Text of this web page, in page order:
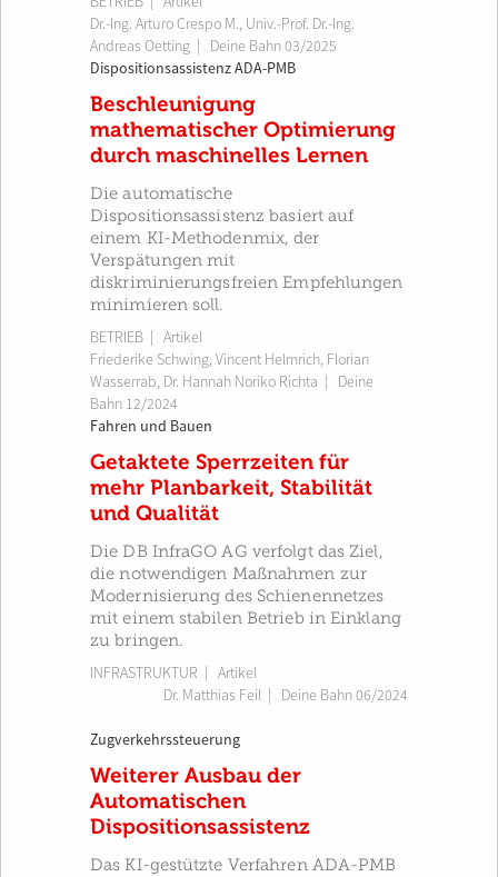
Dr.-Ing. Arturo Crespo M., Univ.-Prof. Dr.-Ing.
Andreas Oetting
Deine Bahn 03/2025
Dispositionsassistenz ADA-PMB
Beschleunigung
mathematischer Optimierung
durch maschinelles Lernen
Die automatische
Dispositionsassistenz basiert auf
einem KI-Methodenmix, der
Verspätungen mit
diskriminierungsfreien Empfehlungen
minimieren soll.
BETRIEB | Artikel
Friederike Schwing,Vincent Helmrich, Florian
Wasserrab, Dr. Hannah Noriko Richta
Deine
Bahn 12/2024
Fahren und Bauen
Getaktete Sperrzeiten für
mehr Planbarkeit, Stabilität
und Qualität
Die DB InfraGO AG verfolgt das Ziel,
die notwendigen Maßnahmen zur
Modernisierung des Schienennetzes
mit einem stabilen Betrieb in Einklang
zu bringen.
INFRASTRUKTUR | Artikel
Dr. Matthias Feil
Deine Bahn 06/2024
Zugverkehrssteuerung
Weiterer Ausbau der
Automatischen
Dispositionsassistenz
Das KI-gestützte Verfahren ADA-PMB